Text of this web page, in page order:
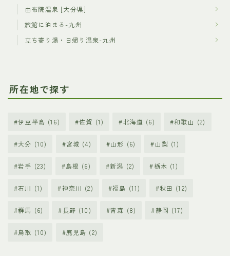
由布院温泉 [大分県]
旅館に泊まる-九州
立ち寄り湯・日帰り温泉-九州
所在地で探す
伊豆半島 (16) 佐賀 (1) 北海道 (6) 和歌山 (2)
大分 (10) 宮城 (4) 山形 (6) 山梨 (1)
岩手 (23) 島根 (6) 新潟 (2) 栃木 (1)
石川 (1) 神奈川 (2) 福島 (11) 秋田 (12)
群馬 (6) 長野 (10) 青森 (8) 静岡 (17)
鳥取 (10) 鹿児島 (2)